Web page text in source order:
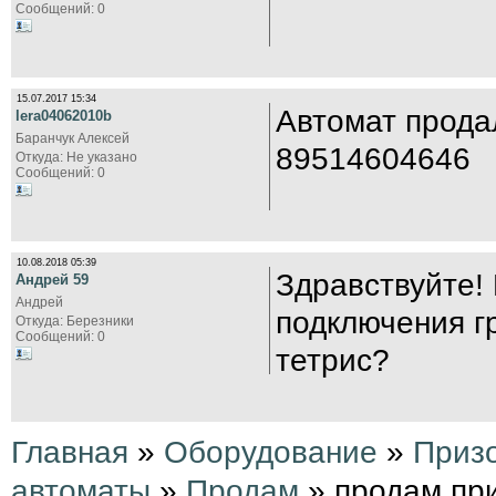
Сообщений: 0
15.07.2017 15:34
lera04062010b
Баранчук Алексей
Откуда: Не указано
Сообщений: 0
Автомат
89514604646
10.08.2018 05:39
Андрей 59
Андрей
Откуда: Березники
Сообщений: 0
подключения
тетрис?
Главная » Оборудование »